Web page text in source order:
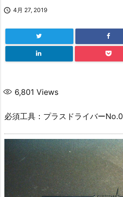
 4月 27, 2019
6,801 Views
必須工具：プラスドライバーNo.0